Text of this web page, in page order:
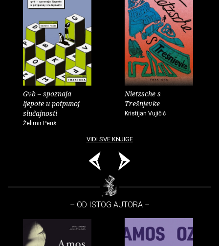
Gvb – spoznaja
ljepote u potpunoj
slučajnosti
Želimir Periš
Nietzsche s
Trešnjevke
Kristijan Vujičić
VIDI SVE KNJIGE
– OD ISTOG AUTORA –